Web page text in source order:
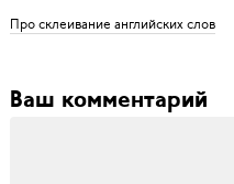
Про склеивание английских слов
Ваш комментарий